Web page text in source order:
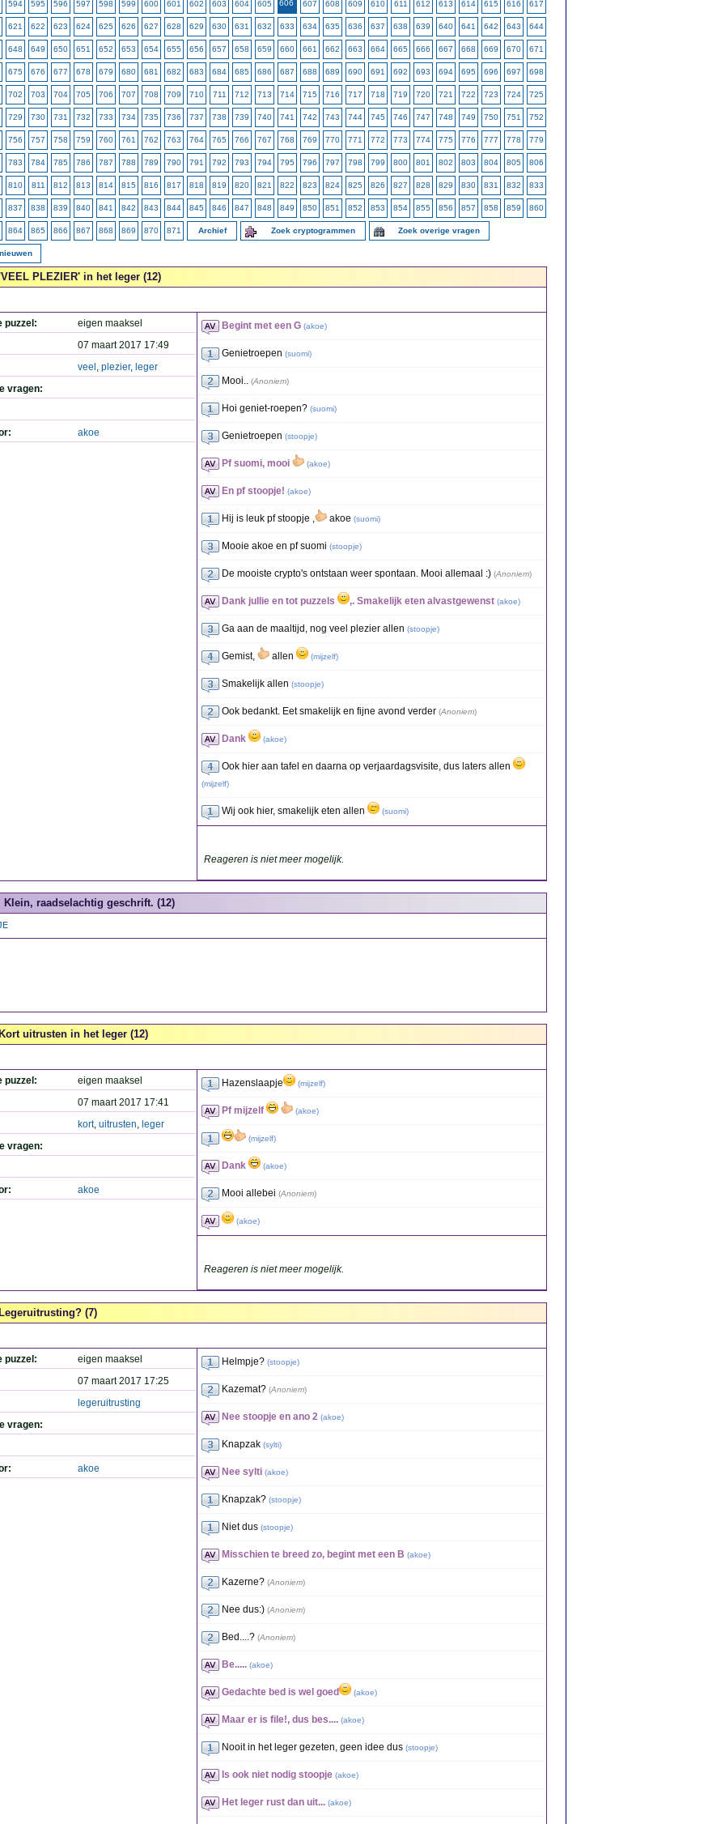
594 595 596 597 598 599 600 601 602 603 604 605 606 607 608 609 610 611 612 613 614 615 616 617
621 622 623 624 625 626 627 628 629 630 631 632 633 634 635 636 637 638 639 640 641 642 643 644
648 649 650 651 652 653 654 655 656 657 658 659 660 661 662 663 664 665 666 667 668 669 670 671
675 676 677 678 679 680 681 682 683 684 685 686 687 688 689 690 691 692 693 694 695 696 697 698
702 703 704 705 706 707 708 709 710 711 712 713 714 715 716 717 718 719 720 721 722 723 724 725
729 730 731 732 733 734 735 736 737 738 739 740 741 742 743 744 745 746 747 748 749 750 751 752
756 757 758 759 760 761 762 763 764 765 766 767 768 769 770 771 772 773 774 775 776 777 778 779
783 784 785 786 787 788 789 790 791 792 793 794 795 796 797 798 799 800 801 802 803 804 805 806
810 811 812 813 814 815 816 817 818 819 820 821 822 823 824 825 826 827 828 829 830 831 832 833
837 838 839 840 841 842 843 844 845 846 847 848 849 850 851 852 853 854 855 856 857 858 859 860
864 865 866 867 868 869 870 871 Archief Zoek cryptogrammen Zoek overige vragen
PLEZIER' in het leger (12)
puzzel:
eigen maaksel
07 maart 2017 17:49
veel , plezier, leger
vragen:
akoe
Begint met een G (akoe)
Genietroepen (suomi)
Mooi.. (Anoniem)
Hoi geniet-roepen? (suomi)
Genietroepen (stoopje)
Pf suomi, mooi (akoe)
En pf stoopje! (akoe)
Hij is leuk pf stoopje , akoe (suomi)
Mooie akoe en pf suomi (stoopje)
De mooiste crypto's ontstaan weer spontaan. Mooi allemaal :) (Anoniem)
Dank jullie en tot puzzels ,. Smakelijk eten alvastgewenst (akoe)
Ga aan de maaltijd, nog veel plezier allen (stoopje)
Gemist, allen (mijzelf)
Smakelijk allen (stoopje)
Ook bedankt. Eet smakelijk en fijne avond verder (Anoniem)
Dank (akoe)
Ook hier aan tafel en daarna op verjaardagsvisite, dus laters allen
(mijzelf)
Wij ook hier, smakelijk eten allen (suomi)
Reageren is niet meer mogelijk.
Klein, raadselachtig geschrift. (12)
uitrusten in het leger (12)
puzzel:
eigen maaksel
07 maart 2017 17:41
kort, uitrusten, leger
vragen:
akoe
Hazenslaapje (mijzelf)
Pf mijzelf (akoe)
(mijzelf)
Dank (akoe)
Mooi allebei (Anoniem)
(akoe)
Reageren is niet meer mogelijk.
(7)
puzzel:
eigen maaksel
07 maart 2017 17:25
legeruitrusting
vragen:
akoe
Helmpje? (stoopje)
Kazemat? (Anoniem)
Nee stoopje en ano 2 (akoe)
Knapzak (sylti)
Nee sylti (akoe)
Knapzak? (stoopje)
Niet dus (stoopje)
Misschien te breed zo, begint met een B (akoe)
Kazerne? (Anoniem)
Nee dus:) (Anoniem)
Bed....? (Anoniem)
Be..... (akoe)
Gedachte bed is wel goed (akoe)
Maar er is file!, dus bes.... (akoe)
Nooit in het leger gezeten, geen idee dus (stoopje)
Is ook niet nodig stoopje (akoe)
Het leger rust dan uit... (akoe)